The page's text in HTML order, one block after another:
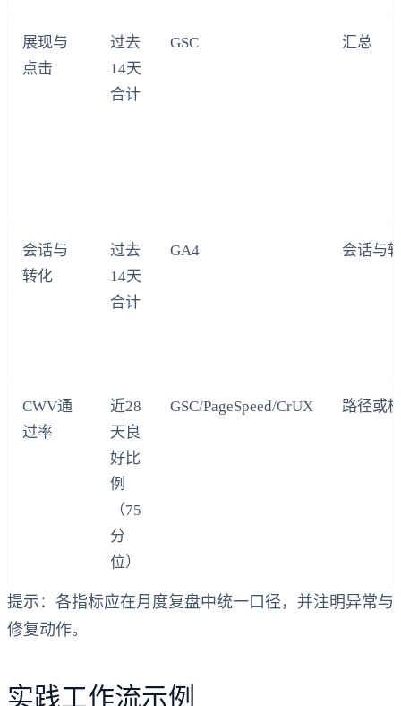
展现与
点击
过去
14天
合计
GSC 汇总
会话与
转化
过去
14天
合计
GA4 会话与
CWV通
过率
近28
天良
好比
例
（75
分
位）
GSC/PageSpeed/CrUX 路径或
提示：各指标应在月度复盘中统一口径，并注明异常与
修复动作。
实践工作流示例